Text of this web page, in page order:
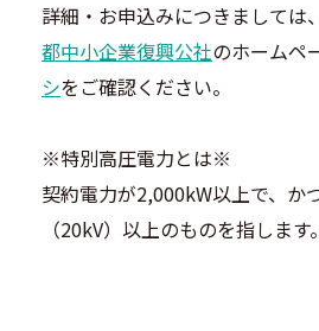
詳細・お申込みにつきましては、
都中小企業復興公社のホームペ
シをご確認ください。
※特別高圧電力とは※
契約電力が2,000kW以上で、か
（20kV）以上のものを指します。